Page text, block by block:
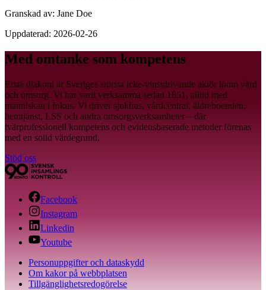
Granskad av: Jane Doe
Uppdaterad: 2026-02-26
Med omtanke som kompetens
Ersta diakoni är Sveriges största icke-vinstdrivande aktör inom vård
och omsorg. Vi har varit verksamma sedan 1851, alltid med
människan i fokus. Vi driver sjukhus, vårdcentral, äldreboenden,
hemtjänst, LSS och andra omsorgsverksamheter – där
tvärprofessionell kompetens och evidensbaserade metoder förenas
med en solid värdegrund.
Stöd oss
Facebook
Instagram
Linkedin
Youtube
Personuppgifter och dataskydd
Om kakor på webbplatsen
Tillgänglighetsredogörelse